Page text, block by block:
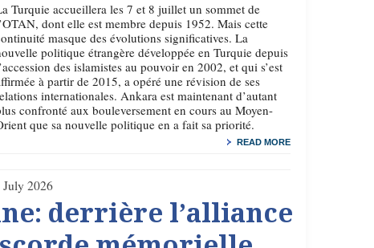
Turquie accueillera les 7 et 8 juillet un sommet de
dont elle est membre depuis 1952. Mais cette
masque des évolutions significatives. La
politique étrangère développée en Turquie depuis
des islamistes au pouvoir en 2002, et qui s’est
à partir de 2015, a opéré une révision de ses
internationales. Ankara est maintenant d’autant
confronté aux bouleversement en cours au Moyen-
que sa nouvelle politique en a fait sa priorité.
READ MORE
July 2026
derrière l’alliance